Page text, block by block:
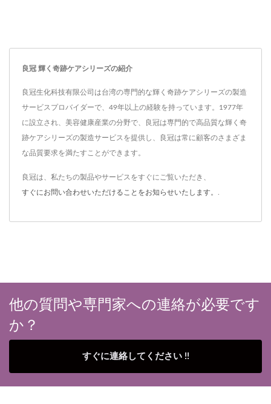
良冠 輝く奇跡ケアシリーズの紹介
良冠生化科技有限公司は台湾の専門的な輝く奇跡ケアシリーズの製造
サービスプロバイダーで、49年以上の経験を持っています。1977年
に設立され、美容健康産業の分野で、良冠は専門的で高品質な輝く奇
跡ケアシリーズの製造サービスを提供し、良冠は常に顧客のさまざま
な品質要求を満たすことができます。
良冠は、私たちの製品やサービスをすぐにご覧いただき、
すぐにお問い合わせいただけることをお知らせいたします。 .
他の質問や専門家への連絡が必要です
か？
すぐに連絡してください !!